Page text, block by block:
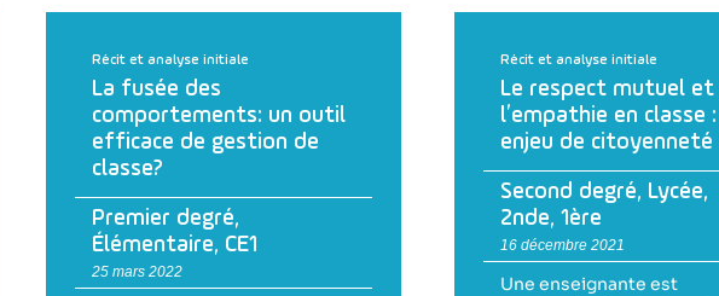
Récit et analyse initiale
La fusée des
comportements: un outil
efficace de gestion de
classe?
Premier degré,
Élémentaire, CE1
25 mars 2022
Récit et analyse initiale
Le respect mutuel et
l’empathie en classe
enjeu de citoyenneté
Second degré, Lycée,
2nde,1ère
16 décembre 2021
Une enseignante est